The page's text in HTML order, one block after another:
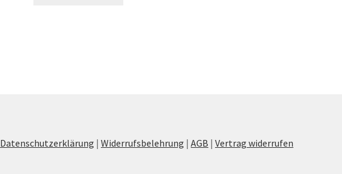
Datenschutzerklärung |Widerrufsbelehrung |AGB |Vertrag widerrufen